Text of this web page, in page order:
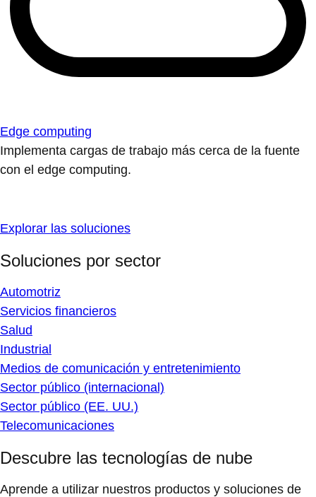
Edge computing
Implementa cargas de trabajo más cerca de la fuente
con el edge computing.
Explorar las soluciones
Soluciones por sector
Automotriz
Servicios financieros
Salud
Industrial
Medios de comunicación y entretenimiento
Sector público (internacional)
Sector público (EE. UU.)
Telecomunicaciones
Descubre las tecnologías de nube
Aprende a utilizar nuestros productos y soluciones de